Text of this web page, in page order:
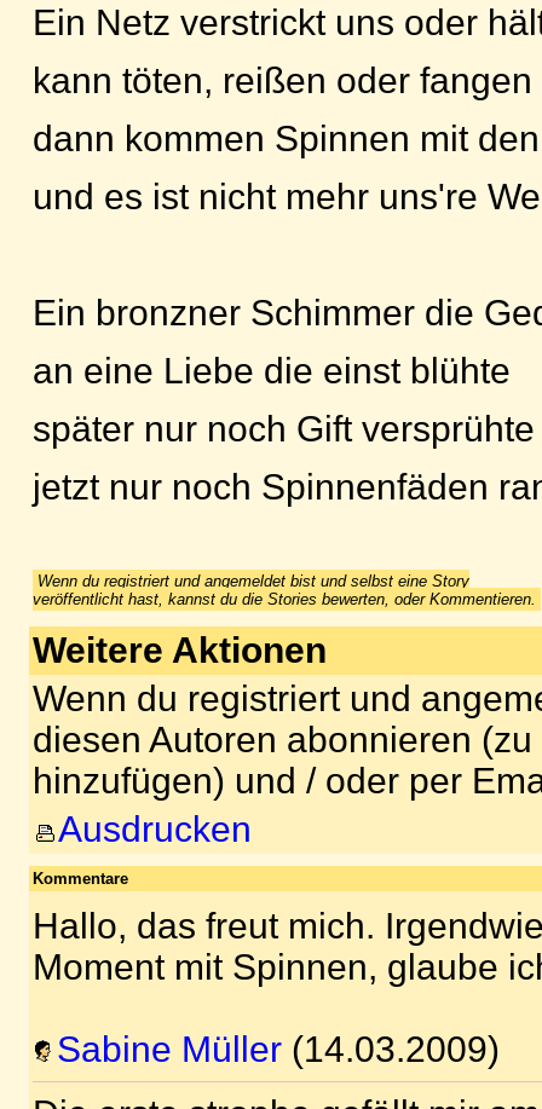
Ein Netz verstrickt uns oder
kann töten, reißen oder fangen
dann kommen Spinnen mit
und es ist nicht mehr uns're
Ein bronzner Schimmer die
an eine Liebe die einst blühte
später nur noch Gift versprühte
jetzt nur noch Spinnenfäden
Wenn du registriert und angemeldet bist und selbst eine Story
veröffentlicht hast, kannst du die Stories bewerten, oder Kommentieren.
Weitere Aktionen
Wenn du registriert und
diesen Autoren abonnieren
hinzufügen) und / oder per
Ausdrucken
Kommentare
Hallo, das freut mich.
Moment mit Spinnen, glaube
Sabine Müller (14.03.2009)